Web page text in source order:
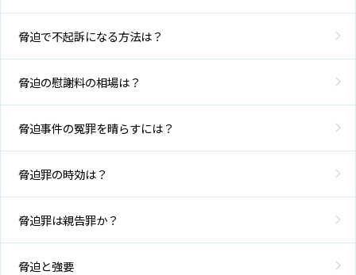
脅迫で不起訴になる方法は？
脅迫の慰謝料の相場は？
脅迫事件の冤罪を晴らすには？
脅迫罪の時効は？
脅迫罪は親告罪か？
脅迫と強要